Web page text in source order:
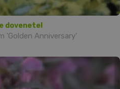
dovenetel
'Golden Anniversary'